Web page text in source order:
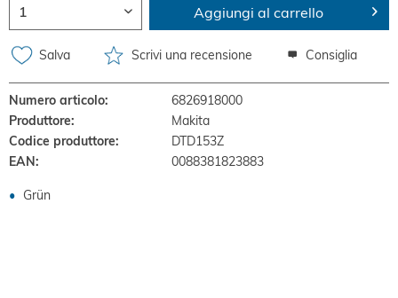
Aggiungi al carrello
Salva Scrivi una recensione Consiglia
Numero articolo:
6826918000
Produttore:
Makita
Codice produttore:
DTD153Z
EAN:
0088381823883
Grün